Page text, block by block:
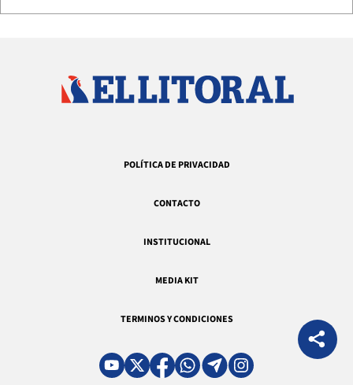
POLÍTICA DE PRIVACIDAD
CONTACTO
INSTITUCIONAL
MEDIA KIT
TERMINOS Y CONDICIONES